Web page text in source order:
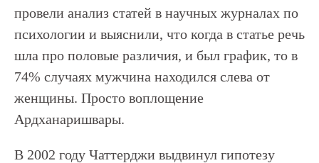
провели анализ статей в научных журналах по
психологии и выяснили, что когда в статье речь
шла про половые различия, и был график, то в
74% случаях мужчина находился слева от
женщины. Просто воплощение
Ардханаришвары.
В 2002 году Чаттерджи выдвинул гипотезу